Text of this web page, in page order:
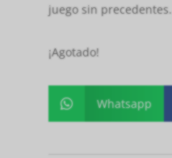
juego sin precedentes.
¡Agotado!
 Whatsapp